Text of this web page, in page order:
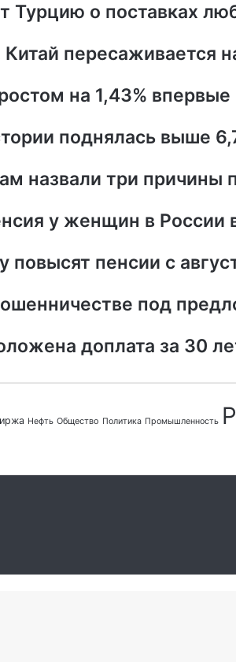
Турцию о поставках
пересаживается
на 1,43% впервые
поднялась выше
назвали три причины
у женщин в России
пенсии с
под
доплата за 30
Нефть Общество Политика Промышленность